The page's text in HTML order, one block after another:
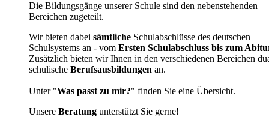
Die Bildungsgänge unserer Schule sind den nebenstehenden
Bereichen zugeteilt.
Wir bieten dabei sämtliche Schulabschlüsse des deutschen
Schulsystems an - vom Ersten Schulabschluss bis zum
Zusätzlich bieten wir Ihnen in den verschiedenen Bereichen
schulische Berufsausbildungen an.
Unter "Was passt zu mir?" finden Sie eine Übersicht.
Unsere Beratung unterstützt Sie gerne!